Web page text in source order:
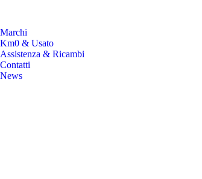
Marchi
Km0 & Usato
Assistenza & Ricambi
Contatti
News